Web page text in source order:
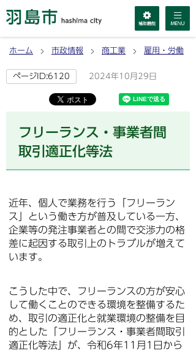
ホーム 市政情報 商工業 雇用・労働
ページID:6120 2024年10月29日
フリーランス・事業者間
取引適正化等法
近年、個人で業務を行う「フリーラン
ス」という働き方が普及している一方、
企業等の発注事業者との間で交渉力の格
差に起因する取引上のトラブルが増えて
います。
こうした中で、フリーランスの方が安心
して働くことのできる環境を整備するた
め、取引の適正化と就業環境の整備を目
的とした「フリーランス・事業者間取引
適正化等法」が、令和6年11月1日から